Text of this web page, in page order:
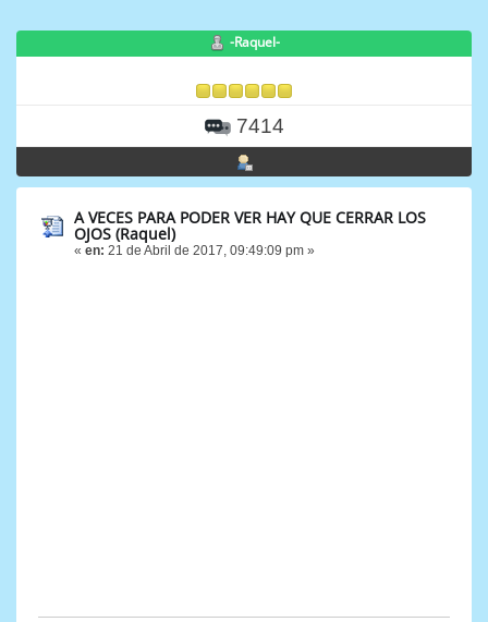
-Raquel-
7414
A VECES PARA PODER VER HAY QUE CERRAR LOS
OJOS (Raquel)
« en: 21 de Abril de 2017, 09:49:09 pm »